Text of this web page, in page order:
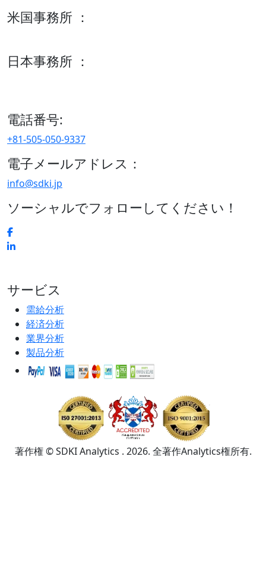
米国事務所 ：
日本事務所 ：
電話番号:
+81-505-050-9337
電子メールアドレス：
info@sdki.jp
ソーシャルでフォローしてください！
サービス
需給分析
経済分析
業界分析
製品分析
著作権 © SDKI Analytics . 2026. 全著作Analytics権所有.